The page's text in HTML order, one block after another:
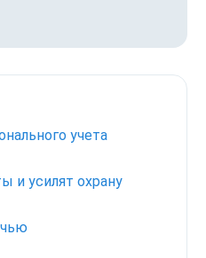
учета
и усилят охрану